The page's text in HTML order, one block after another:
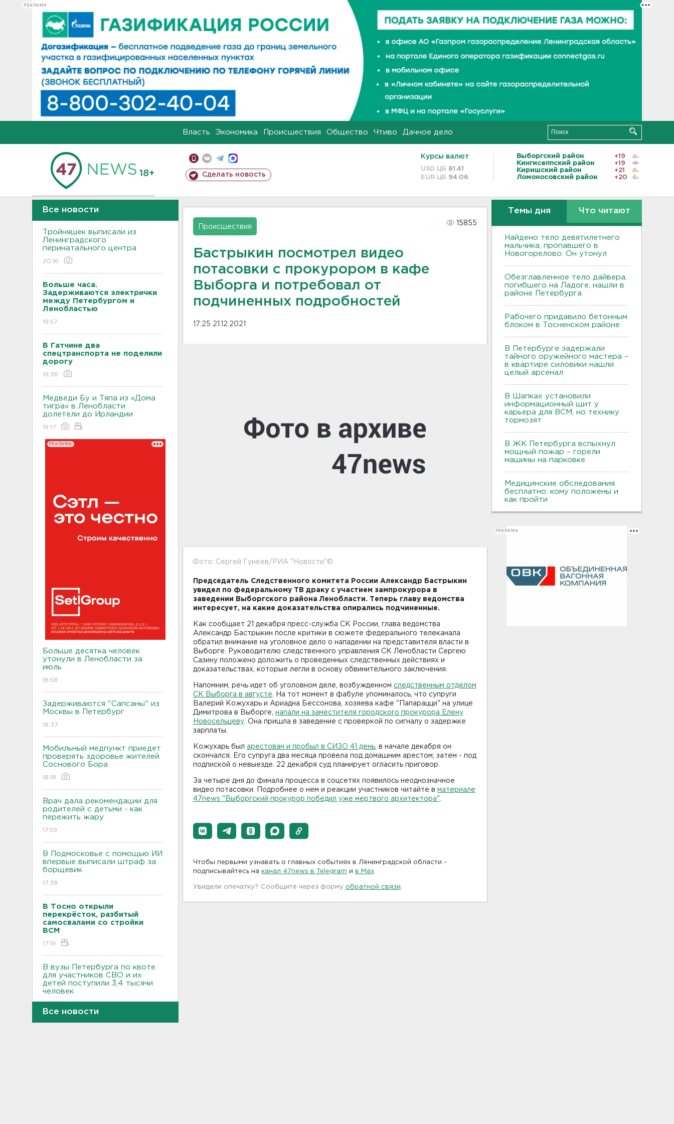
РЕКЛАМА
Власть Экономика Происшествия Общество Чтиво Дачное дело
18+ Сделать новость
Курсы валют
USD ЦБ 81.41
EUR ЦБ 94.06
Выборгский район
+19
Кингисеппский район
+19
Киришский район
+21
Ломоносовский район
+20
Все новости
Тройняшек выписали из
Ленинградского
перинатального центра
20:16
Больше часа.
Задерживаются электрички
между Петербургом и
Ленобластью
19:57
В Гатчине два
спецтранспорта не поделили
дорогу
19:36
Медведи Бу и Тяпа из «Дома
тигра» в Ленобласти
долетели до Ирландии
19:17
РЕКЛАМА
Больше десятка человек
утонули в Ленобласти за
июль
18:58
Задерживаются "Сапсаны" из
Москвы в Петербург
18:37
Мобильный медпункт приедет
проверять здоровье жителей
Соснового Бора
18:18
Врач дала рекомендации для
родителей с детьми - как
пережить жару
17:59
В Подмосковье с помощью ИИ
впервые выписали штраф за
борщевик
17:38
В Тосно открыли
перекрёсток, разбитый
самосвалами со стройки
ВСМ
17:19
В вузы Петербурга по квоте
для участников СВО и их
детей поступили 3,4 тысячи
человек
Все новости
Происшествия
15855
Бастрыкин посмотрел видео
потасовки с прокурором в кафе
Выборга и потребовал от
подчиненных подробностей
17:25 21.12.2021
Фото: Сергей Гунеев/РИА "Новости"©
Председатель Следственного комитета России Александр Бастрыкин
увидел по федеральному ТВ драку с участием зампрокурора в
заведении Выборгского района Ленобласти. Теперь главу ведомства
интересует, на какие доказательства опирались подчиненные.
Как сообщает 21 декабря пресс-служба СК России, глава ведомства
Александр Бастрыкин после критики в сюжете федерального телеканала
обратил внимание на уголовное дело о нападении на представителя власти в
Выборге. Руководителю следственного управления СК Ленобласти Сергею
Сазину положено доложить о проведенных следственных действиях и
доказательствах, которые легли в основу обвинительного заключения.
Напомним, речь идет об уголовном деле, возбужденном следственным отделом
СК Выборга в августе . На тот момент в фабуле упоминалось, что супруги
Валерий Кожухарь и Ариадна Бессонова, хозяева кафе "Папарацци" на улице
Димитрова в Выборге, напали на заместителя городского прокурора Елену
Новосельцеву . Она пришла в заведение с проверкой по сигналу о задержке
зарплаты.
Кожухарь был арестован и пробыл в СИЗО 41 день , в начале декабря он
скончался. Его супруга два месяца провела под домашним арестом, затем - под
подпиской о невыезде. 22 декабря суд планирует огласить приговор.
За четыре дня до финала процесса в соцсетях появилось неоднозначное
видео потасовки. Подробнее о нем и реакции участников читайте в материале
47news "Выборгский прокурор победил уже мертвого архитектора"
Чтобы первыми узнавать о главных событиях в Ленинградской области -
подписывайтесь на канал 47news в Telegram и в Maх
Увидели опечатку? Сообщите через форму обратной связи
Темы дня Что читают
Найдено тело девятилетнего
мальчика, пропавшего в
Новогорелово. Он утонул
Обезглавленное тело дайвера,
погибшего на Ладоге, нашли в
районе Петербурга
Рабочего придавило бетонным
блоком в Тосненском районе
В Петербурге задержали
тайного оружейного мастера –
в квартире силовики нашли
целый арсенал
В Шапках установили
информационный щит у
карьера для ВСМ, но технику
тормозят
В ЖК Петербурга вспыхнул
мощный пожар – горели
машины на парковке
Медицинские обследования
бесплатно: кому положены и
как пройти
РЕКЛАМА